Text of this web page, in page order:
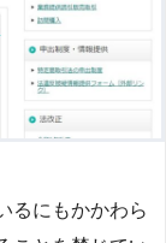
るにもかかわら